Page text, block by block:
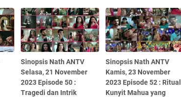
Sinopsis Nath ANTV
Selasa, 21 November
2023 Episode 50 :
Tragedi dan Intrik
Sinopsis Nath ANTV
Kamis, 23 November
2023 Episode 52 : Ritual
Kunyit Mahua yang